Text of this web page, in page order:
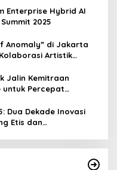
Enterprise Hybrid AI
2025
Anomaly” di Jakarta
Artistik
Jalin Kemitraan
Percepat
Dua Dekade Inovasi
Etis dan